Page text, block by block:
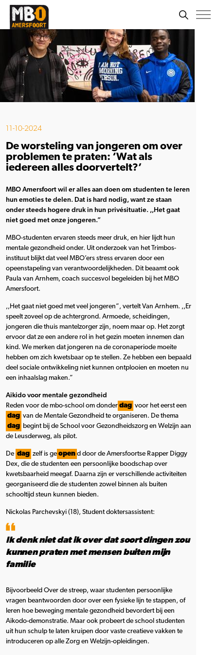
11-10-2024
De worsteling van jongeren om over
problemen te praten: ‘Wat als
iedereen alles doorvertelt?’
MBO Amersfoort wil er alles aan doen om studenten te leren
hun emoties te delen. Dat is hard nodig, want ze staan
onder steeds hogere druk in hun privésituatie. ,,Het gaat
niet goed met onze jongeren.”
MBO-studenten ervaren steeds meer druk, en hier lijdt hun
mentale gezondheid onder. Uit onderzoek van het Trimbos-
instituut blijkt dat veel MBO’ers stress ervaren door een
opeenstapeling van verantwoordelijkheden. Dit beaamt ook
Paula van Arnhem, coach succesvol begeleiden bij het MBO
Amersfoort.
,,Het gaat niet goed met veel jongeren”, vertelt Van Arnhem. ,,Er
speelt zoveel op de achtergrond. Armoede, scheidingen,
jongeren die thuis mantelzorger zijn, noem maar op. Het zorgt
ervoor dat ze een andere rol in het gezin moeten innemen dan
kind. We merken dat jongeren na de coronaperiode moeite
hebben om zich kwetsbaar op te stellen. Ze hebben een bepaald
deel sociale ontwikkeling niet kunnen ontplooien en moeten nu
een inhaalslag maken.”
Aikido voor mentale gezondheid
Reden voor de mbo-school om donder dag voor het eerst een
dag van de Mentale Gezondheid te organiseren. De thema
dag begint bij de School voor Gezondheidszorg en Welzijn aan
de Leusderweg, als pilot.
De dag zelf is ge open d door de Amersfoortse Rapper Diggy
Dex, die de studenten een persoonlijke boodschap over
kwetsbaarheid meegaf. Daarna zijn er verschillende activiteiten
georganiseerd die de studenten zowel binnen als buiten
schooltijd steun kunnen bieden.
Nickolas Parchevskyi (18), Student doktersassistent:
Ik denk niet dat ik over dat soort dingen zou
kunnen praten met mensen buiten mijn
familie
Bijvoorbeeld Over de streep, waar studenten persoonlijke
vragen beantwoorden door over een fysieke lijn te stappen, of
leren hoe beweging mentale gezondheid bevordert bij een
Aikodo-demonstratie. Maar ook probeert de school studenten
uit hun schulp te laten kruipen door vaste creatieve vakken te
introduceren op alle Zorg en Welzijn-opleidingen.